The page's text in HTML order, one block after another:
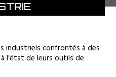
industriels confrontés à des
l’état de leurs outils de